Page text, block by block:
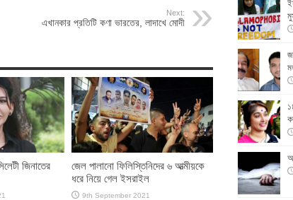
Next:
এখানকার প্রতিটি কণা ভারতের, লাদাখে মোদী
জিনাতের
জেল পালানো ফিলিস্তিনিদের ৬ আত্মীয়কে
ধরে নিয়ে গেল ইসরাইল
9th September 2021